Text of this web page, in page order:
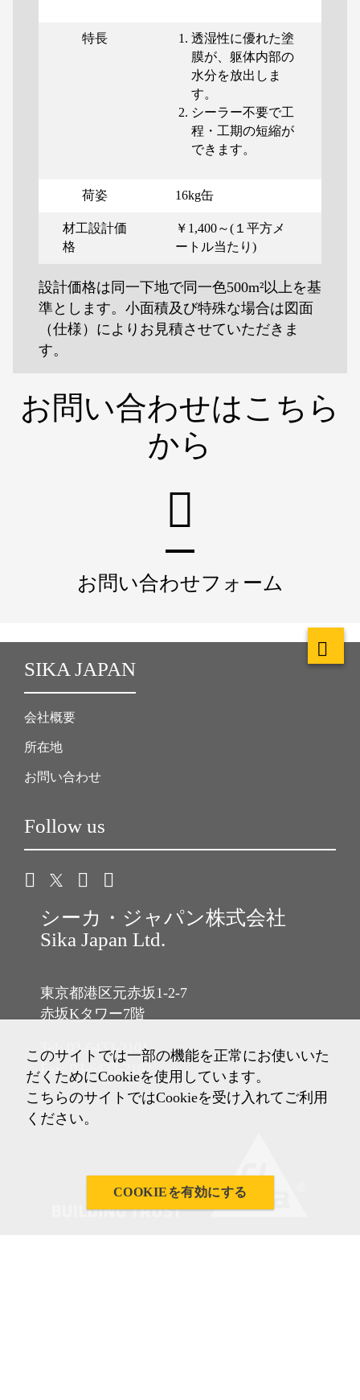
特長
透湿性に優れた塗
膜が、躯体内部の
水分を放出しま
す。
シーラー不要で工
程・工期の短縮が
できます。
荷姿 16kg缶
材工設計価
格
￥1,400～(１平方メ
ートル当たり)
設計価格は同一下地で同一色500m²以上を基
準とします。小面積及び特殊な場合は図面
（仕様）によりお見積させていただきま
す。
お問い合わせはこちら
から
お問い合わせフォーム
SIKA JAPAN
会社概要
所在地
お問い合わせ
Follow us
シーカ・ジャパン株式会社
Sika Japan Ltd.
東京都港区元赤坂1-2-7
赤坂Kタワー7階
Tel: 03-6433-2101
Fax: 03-6433-2102
このサイトでは一部の機能を正常にお使いいた
だくためにCookieを使用しています。
こちらのサイトではCookieを受け入れてご利用
ください。
COOKIEを有効にする